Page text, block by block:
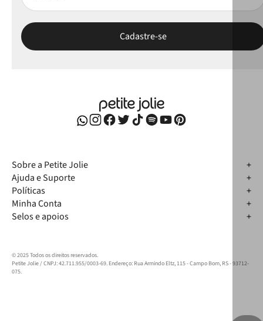
Sobre a Petite Jolie
Ajuda e Suporte
Políticas
Minha Conta
Selos e apoios
© 2025 Todos os direitos reservados.
Petite Jolie / CNPJ: 42.711.955/0003-69. Endereço: Rua Armindo Eltz, 115 - Campo Bom, RS - 93712-
075.